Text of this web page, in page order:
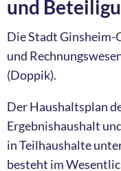
und
Die Stadt
und
(Doppik).
Der Haushaltsplan
Ergebnishaushalt
in Teilhaushalte
besteht im